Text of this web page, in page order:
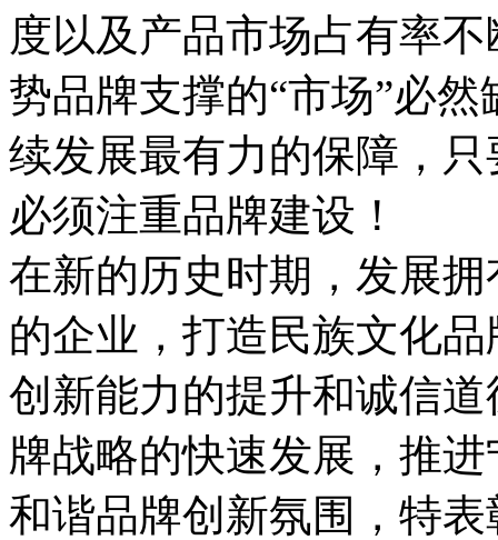
度以及产品市场占有率
势品牌支撑的“市场”必
续发展最有力的保障，
必须注重品牌建设！
在新的历史时期，发展
的企业，打造民族文化
创新能力的提升和诚信
牌战略的快速发展，推
和谐品牌创新氛围，特